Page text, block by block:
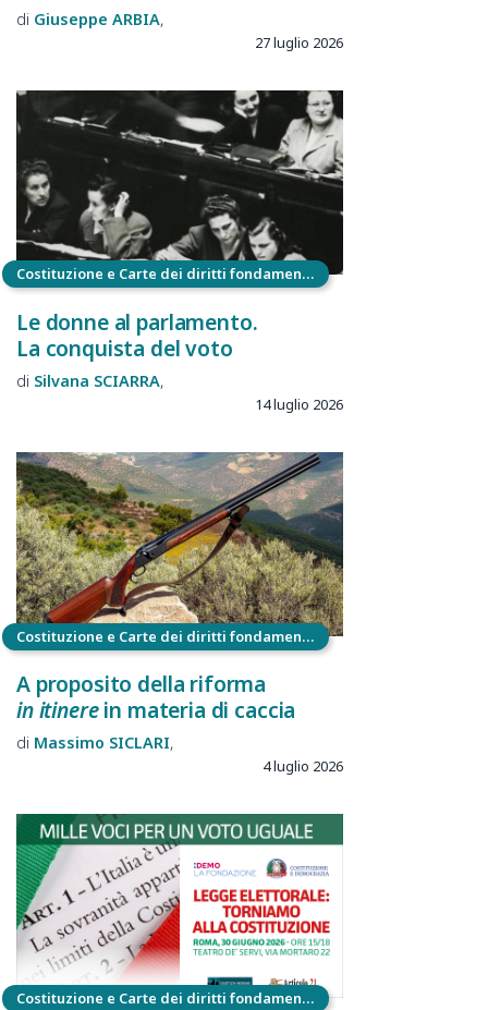
Giuseppe ARBIA
27 luglio 2026
Costituzione e Carte dei diritti fondamentali
Le donne al parlamento.
La conquista del voto
Silvana SCIARRA
14 luglio 2026
Costituzione e Carte dei diritti fondamentali
A proposito della riforma
in itinerein materia di caccia
Massimo SICLARI
4 luglio 2026
Costituzione e Carte dei diritti fondamentali